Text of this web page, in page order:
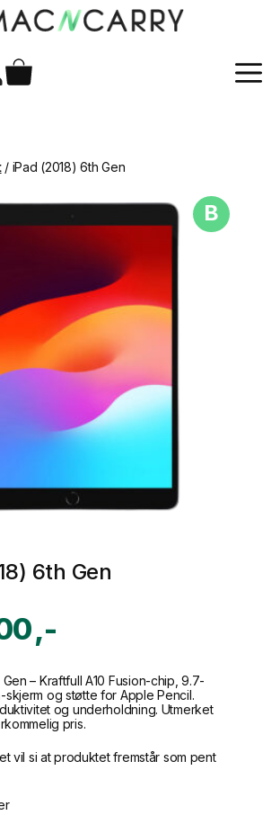
/ iPad (2018) 6th Gen
B
6th Gen
– Kraftfull A10 Fusion-chip, 9.7-
skjerm og støtte for Apple Pencil.
og underholdning. Utmerket
pris.
vil si at produktet fremstår som pent